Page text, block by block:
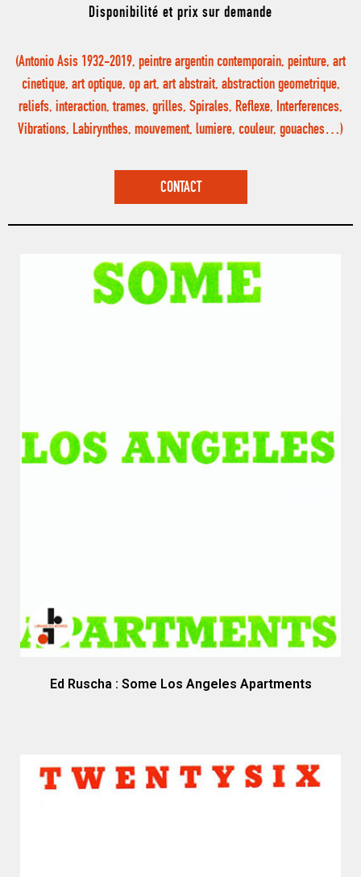
Disponibilité et prix sur demande
(Antonio Asis 1932-2019, peintre argentin contemporain, peinture, art
cinetique, art optique, op art, art abstrait, abstraction geometrique,
reliefs, interaction, trames, grilles, Spirales, Reflexe, Interferences,
Vibrations, Labirynthes, mouvement, lumiere, couleur, gouaches…)
CONTACT
Ed Ruscha : Some Los Angeles Apartments